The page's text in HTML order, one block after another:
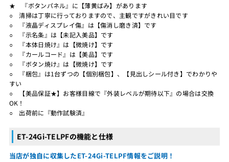
★ 『ボタンパネル』に【薄黄ばみ】があります
○ 清掃は丁寧に行っておりますので、主観ですがきれい目です
○ 『液晶ディスプレイ傷』は【傷消し磨き済】です
○ 『示名条』は【未記入美品】です
○ 『本体日焼け』は【微焼け】です
○ 『カールコード』は【美品】です
○ 『ボタン焼け』は【微焼け】です
○ 『梱包』は1台ずつの【個別梱包】、【見出しシール付き】でわかりや
すい
○ 【美品保証★】お客様目線で『外装レベルが期待以下』の場合は交換
OK！
○ 出荷前に『動作試験済』
ET-24Gi-TELPFの機能と仕様
当店が独自に収集したET-24Gi-TELPF情報をご説明！